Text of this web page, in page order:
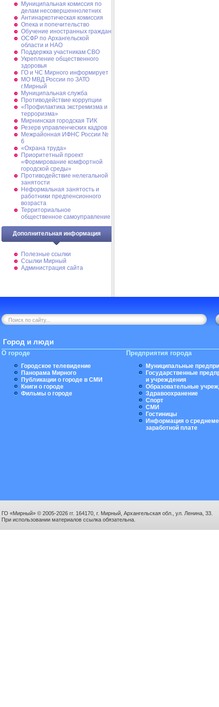
Муниципальная комиссия по
делам несовершеннолетних
Антинаркотическая комиссия
Опека и попечительство
Обучение иностранных граждан
ОСФР по Архангельской
области и НАО
Поддержка участникам СВО
Укрепление общественного
здоровья
ГО и ЧС Мирного информирует
МО МВД России по ЗАТО
г.Мирный
Муниципальная cлужба
Противодействие коррупции
«Профилактика экстремизма и
терроризма»
Мирнинская городская ТИК
Резерв управленческих кадров
Межрайонная ИФНС России №
6
«Охрана труда»
Приоритетный проект
«Формирование комфортной
городской среды»
Противодействие нелегальной
занятости
Неформальная занятость и
работники предпенсионного
возраста
Территориальное
общественное самоуправление
Дополнительная информация
Полезные ссылки
Ссылки Мирный
Администрация сайта
Город и люди
О городе
Городское телевидение
Панорама Мирного
Публикации о городе в СМИ
Книги о городе
Фильмы о городе
Предприятия города
Муниципальные
Государственные
и учреждения
Образовательные
Здравоохранение
Спорт
СМИ
Гостиницы
Информация о
заработной плате
ГО «Мирный» © 2005-2026 гг. 164170, г. Мирный, Архангельская обл., ул. Ленина, 33.
При использовании материалов ссылка обязательна.